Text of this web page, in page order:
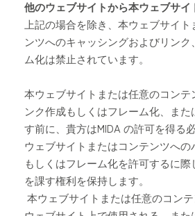
他のウェブサイトから本ウェブサイ
上記の場合を除き、本ウェブサイ
ンツへのキャッシングおよびリンク
ム化は禁止されています。
本ウェブサイトまたは任意のコンテ
ンク作成もしくはフレーム化、また
す前に、貴方はMIDA の許可を得る
ウェブサイトまたはコンテンツへ
もしくはフレーム化を許可するに際
を課す権利を保持します。
本ウェブサイトまたは任意のコン